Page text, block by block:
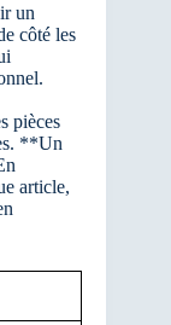
un
côté les
pièces
**Un
article,